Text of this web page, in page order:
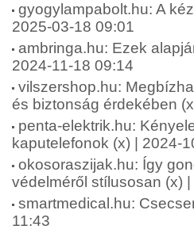
gyogylampabolt.hu: A
2025-03-18 09:01
ambringa.hu: Ezek
2024-11-18 09:14
vilszershop.hu:
és biztonság érdekében
penta-elektrik.hu:
kaputelefonok (x) | 2024-
okosoraszijak.hu: Így
védelméről stílusosan (x)
smartmedical.hu:
11:43